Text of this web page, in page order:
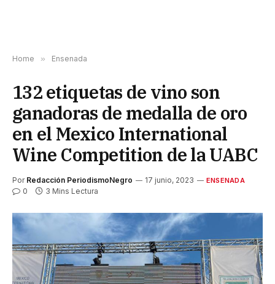
Home » Ensenada
132 etiquetas de vino son
ganadoras de medalla de oro
en el Mexico International
Wine Competition de la UABC
Por Redacción PeriodismoNegro 17 junio, 2023 ENSENADA
0 3 Mins Lectura